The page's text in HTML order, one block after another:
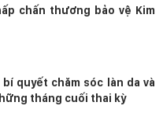
chấn thương bảo vệ Kim
quyết chăm sóc làn da và
tháng cuối thai kỳ